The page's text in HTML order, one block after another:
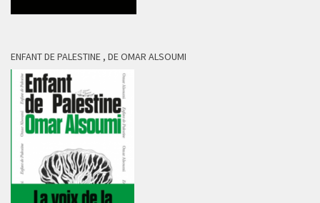
ENFANT DE PALESTINE , DE OMAR ALSOUMI